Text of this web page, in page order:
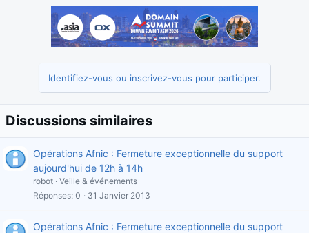
Identifiez-vous ou inscrivez-vous pour participer.
Discussions similaires
Opérations Afnic : Fermeture exceptionnelle du support
aujourd'hui de 12h à 14h
robot Veille & événements
Réponses 0 31 Janvier 2013
Opérations Afnic : Fermeture exceptionnelle du support